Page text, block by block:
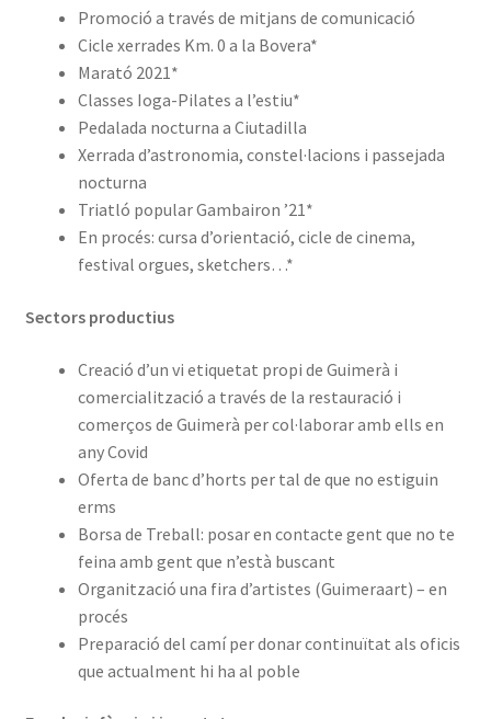
Promoció a través de mitjans de comunicació
Cicle xerrades Km. 0 a la Bovera*
Marató 2021*
Classes Ioga-Pilates a l’estiu*
Pedalada nocturna a Ciutadilla
Xerrada d’astronomia, constel·lacions i passejada
nocturna
Triatló popular Gambairon ’21*
En procés: cursa d’orientació, cicle de cinema,
festival orgues, sketchers…*
Sectors productius
Creació d’un vi etiquetat propi de Guimerà i
comercialització a través de la restauració i
comerços de Guimerà per col·laborar amb ells en
any Covid
Oferta de banc d’horts per tal de que no estiguin
erms
Borsa de Treball: posar en contacte gent que no te
feina amb gent que n’està buscant
Organització una fira d’artistes (Guimeraart) – en
procés
Preparació del camí per donar continuïtat als oficis
que actualment hi ha al poble